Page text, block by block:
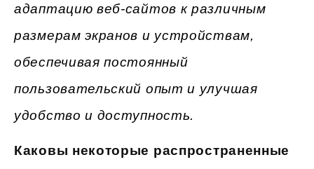
адаптацию веб-сайтов к различным
размерам экранов и устройствам,
обеспечивая постоянный
пользовательский опыт и улучшая
удобство и доступность.
Каковы некоторые распространенные